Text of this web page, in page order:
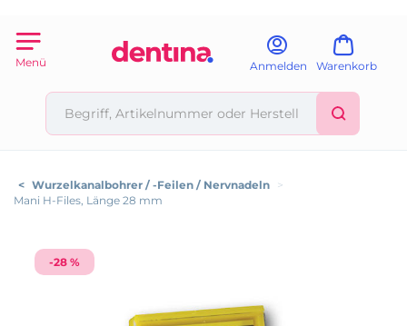
Menü Anmelden Warenkorb
< Wurzelkanalbohrer / -Feilen / Nervnadeln >
Mani H-Files, Länge 28 mm
-28 %